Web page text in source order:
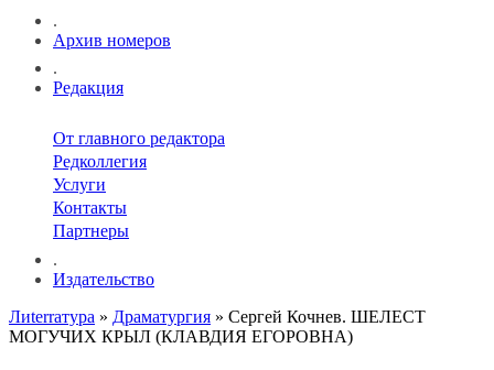
.
Архив номеров
.
Редакция
От главного редактора
Редколлегия
Услуги
Контакты
Партнеры
.
Издательство
Лиterraтура » Драматургия » Сергей Кочнев. ШЕЛЕСТ
МОГУЧИХ КРЫЛ (КЛАВДИЯ ЕГОРОВНА)